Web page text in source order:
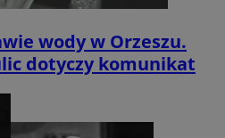
wody w Orzeszu.
dotyczy komunikat